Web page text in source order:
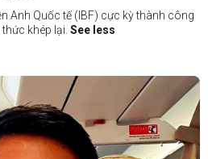
Anh Quốc tế (IBF) cực kỳ thành công
khép lại. See less